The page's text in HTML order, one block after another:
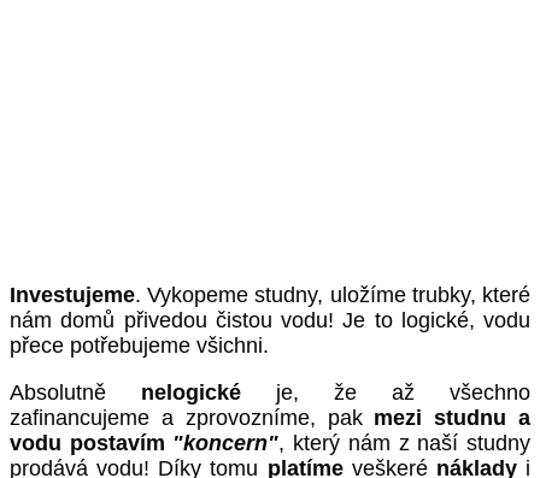
Investujeme. Vykopeme studny, uložíme trubky, které
nám domů přivedou čistou vodu! Je to logické, vodu
přece potřebujeme všichni.
Absolutně nelogické je, že až všechno
zafinancujeme a zprovozníme, pak mezi studnu a
vodu postavím "koncern", který nám z naší studny
prodává vodu! Díky tomu platíme veškeré náklady i